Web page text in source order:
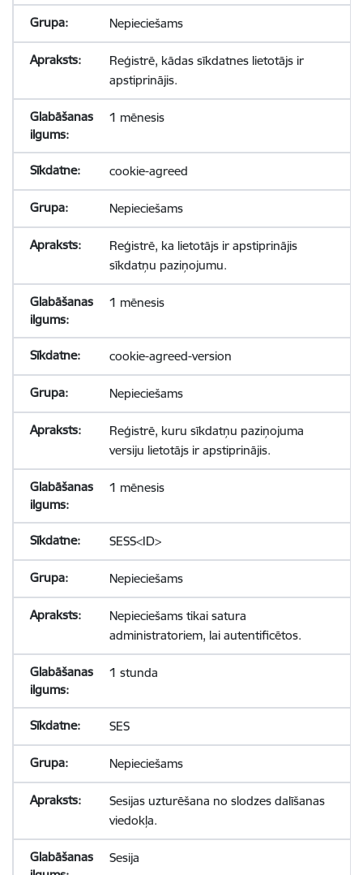
Nepieciešams
Reģistrē, kādas sīkdatnes lietotājs ir
apstiprinājis.
1 mēnesis
cookie-agreed
Nepieciešams
Reģistrē, ka lietotājs ir apstiprinājis
sīkdatņu paziņojumu.
1 mēnesis
cookie-agreed-version
Nepieciešams
Reģistrē, kuru sīkdatņu paziņojuma
versiju lietotājs ir apstiprinājis.
1 mēnesis
SESS<ID>
Nepieciešams
Nepieciešams tikai satura
administratoriem, lai autentificētos.
1 stunda
SES
Nepieciešams
Sesijas uzturēšana no slodzes dalīšanas
viedokļa.
Sesija